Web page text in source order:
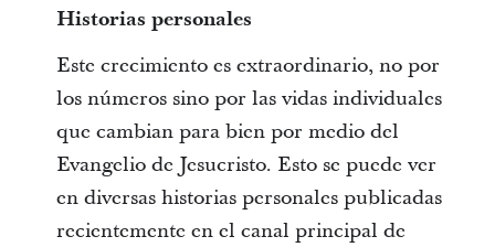
Historias personales
Este crecimiento es extraordinario, no por
los números sino por las vidas individuales
que cambian para bien por medio del
Evangelio de Jesucristo. Esto se puede ver
en diversas historias personales publicadas
recientemente en el canal principal de